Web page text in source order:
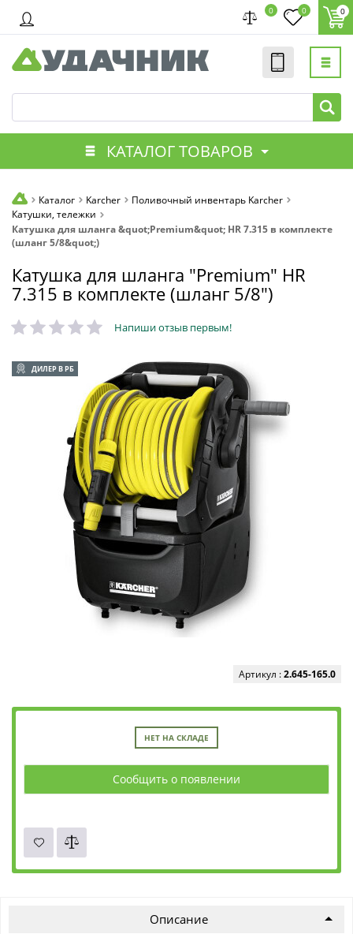
0 0 0
КАТАЛОГ ТОВАРОВ
Каталог Karcher
Поливочный инвентарь Karcher
Катушки, тележки
Катушка для шланга &quot;Premium&quot; HR 7.315 в комплекте
(шланг 5/8&quot;)
Катушка для шланга "Premium" HR
7.315 в комплекте (шланг 5/8")
Напиши отзыв первым!
ДИЛЕР В РБ
Артикул :2.645-165.0
НЕТ НА СКЛАДЕ
Сообщить о появлении
Описание